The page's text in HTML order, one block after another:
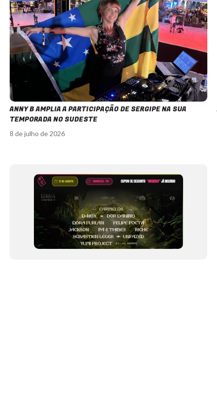
ANNY B AMPLIA A PARTICIPAÇÃO DE SERGIPE NA SUA
TEMPORADA NO SUDESTE
8 de julho de 2026